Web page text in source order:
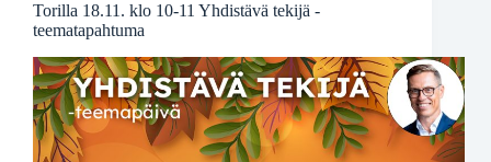
Torilla 18.11. klo 10-11 Yhdistävä tekijä -
teematapahtuma